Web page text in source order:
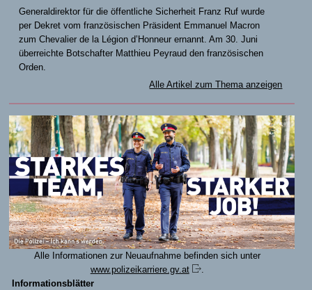
Generaldirektor für die öffentliche Sicherheit Franz Ruf wurde
per Dekret vom französischen Präsident Emmanuel Macron
zum Chevalier de la Légion d’Honneur ernannt. Am 30. Juni
überreichte Botschafter Matthieu Peyraud den französischen
Orden.
Alle Artikel zum Thema anzeigen
Alle Informationen zur Neuaufnahme befinden sich unter
www.polizeikarriere.gv.at
.
Informationsblätter